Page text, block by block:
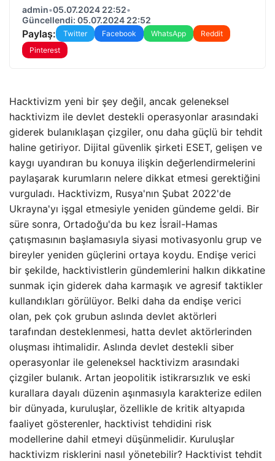
admin•05.07.2024 22:52•
Güncellendi: 05.07.2024 22:52
Paylaş: Twitter Facebook WhatsApp
Reddit
Pinterest
Hacktivizm yeni bir şey değil, ancak geleneksel
hacktivizm ile devlet destekli operasyonlar arasındaki
giderek bulanıklaşan çizgiler, onu daha güçlü bir tehdit
haline getiriyor. Dijital güvenlik şirketi ESET, gelişen ve
kaygı uyandıran bu konuya ilişkin değerlendirmelerini
paylaşarak kurumların nelere dikkat etmesi gerektiğini
vurguladı. Hacktivizm, Rusya'nın Şubat 2022'de
Ukrayna'yı işgal etmesiyle yeniden gündeme geldi. Bir
süre sonra, Ortadoğu'da bu kez İsrail-Hamas
çatışmasının başlamasıyla siyasi motivasyonlu grup ve
bireyler yeniden güçlerini ortaya koydu. Endişe verici
bir şekilde, hacktivistlerin gündemlerini halkın dikkatine
sunmak için giderek daha karmaşık ve agresif taktikler
kullandıkları görülüyor. Belki daha da endişe verici
olan, pek çok grubun aslında devlet aktörleri
tarafından desteklenmesi, hatta devlet aktörlerinden
oluşması ihtimalidir. Aslında devlet destekli siber
operasyonlar ile geleneksel hacktivizm arasındaki
çizgiler bulanık. Artan jeopolitik istikrarsızlık ve eski
kurallara dayalı düzenin aşınmasıyla karakterize edilen
bir dünyada, kuruluşlar, özellikle de kritik altyapıda
faaliyet gösterenler, hacktivist tehdidini risk
modellerine dahil etmeyi düşünmelidir. Kuruluşlar
hacktivizm risklerini nasıl yönetebilir? Hacktivist tehdit